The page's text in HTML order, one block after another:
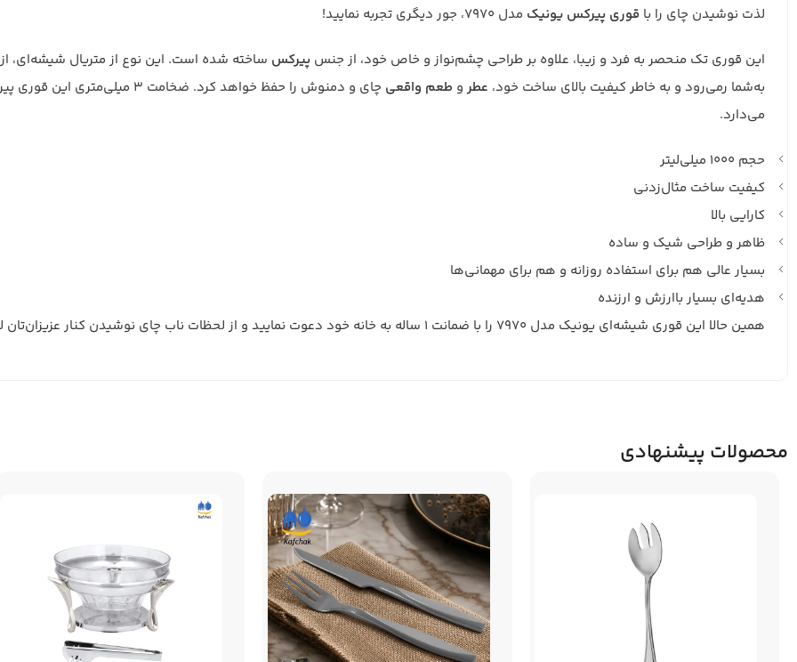
لذت نوشیدن چای را با قوری پیرکس یونیک مدل 7970، جور دیگری تجربه نمایید!
این قوری تک منحصر به فرد و زیبا، علاوه بر طراحی چشم‌نواز و خاص خود، از جنس پیرکس ساخته شده است. این نوع از متریال شیشه‌ای، از
به‌شما رمی‌رود و به خاطر کیفیت بالای ساخت خود، عطر و طعم واقعی
چای و دمنوش را حفظ خواهد کرد.
می‌دارد.
حجم 1000 میلی‌لیتر
کیفیت ساخت مثال‌زدنی
کارایی بالا
ظاهر و طراحی شیک و ساده
بسیار عالی هم برای استفاده روزانه و هم برای مهمانی‌ها
هدیه‌ای بسیار باارزش و ارزنده
همین حالا این قوری شیشه‌ای یونیک مدل 7970 را با ضمانت 1 ساله به خانه خود دعوت نمایید و از لحظات ناب چای نوشیدن کنار عزیزان‌تان لذت ببرید!
محصولات پیشنهادی